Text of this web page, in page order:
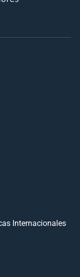
Internacionales